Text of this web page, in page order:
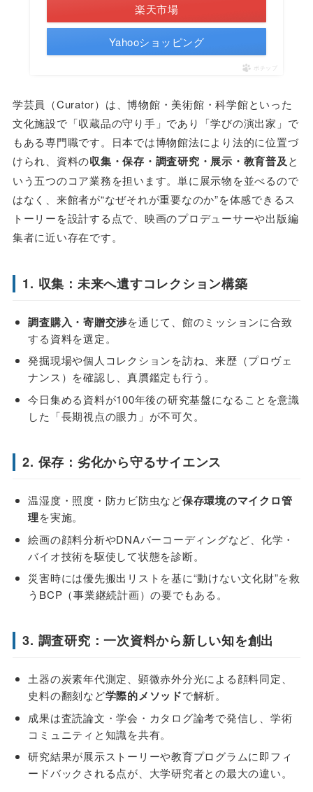
楽天市場
Yahooショッピング
ポチップ
学芸員（Curator）は、博物館・美術館・科学館といった
文化施設で「収蔵品の守り⼿」であり「学びの演出家」で
もある専門職です。⽇本では博物館法により法的に位置づ
けられ、資料の収集・保存・調査研究・展示・教育普及と
いう五つのコア業務を担います。単に展示物を並べるので
はなく、来館者が“なぜそれが重要なのか”を体感できるス
トーリーを設計する点で、映画のプロデューサーや出版編
集者に近い存在です。
1. 収集：未来へ遺すコレクション構築
調査購入・寄贈交渉を通じて、館のミッションに合致
する資料を選定。
発掘現場や個人コレクションを訪ね、来歴（プロヴェ
ナンス）を確認し、真贋鑑定も行う。
今日集める資料が100年後の研究基盤になることを意識
した「長期視点の眼力」が不可欠。
2. 保存：劣化から守るサイエンス
温湿度・照度・防カビ防虫など保存環境のマイクロ管
理を実施。
絵画の顔料分析やDNAバーコーディングなど、化学・
バイオ技術を駆使して状態を診断。
災害時には優先搬出リストを基に“動けない文化財”を救
うBCP（事業継続計画）の要でもある。
3. 調査研究：一次資料から新しい知を創出
土器の炭素年代測定、顕微赤外分光による顔料同定、
史料の翻刻など学際的メソッドで解析。
成果は査読論文・学会・カタログ論考で発信し、学術
コミュニティと知識を共有。
研究結果が展示ストーリーや教育プログラムに即フィ
ードバックされる点が、大学研究者との最大の違い。